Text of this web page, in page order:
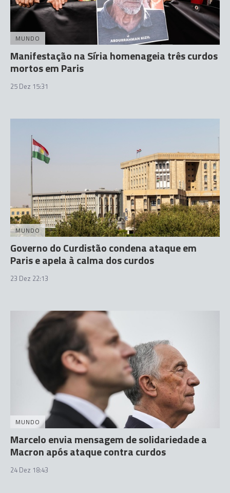
MUNDO
Manifestação na Síria homenageia três curdos
mortos em Paris
25 Dez 15:31
MUNDO
Governo do Curdistão condena ataque em
Paris e apela à calma dos curdos
23 Dez 22:13
MUNDO
Marcelo envia mensagem de solidariedade a
Macron após ataque contra curdos
24 Dez 18:43